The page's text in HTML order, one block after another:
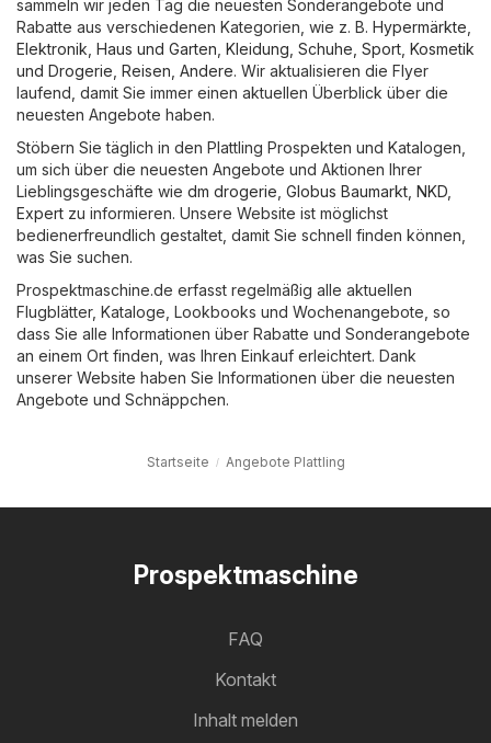
sammeln wir jeden Tag die neuesten Sonderangebote und
Rabatte aus verschiedenen Kategorien, wie z. B. Hypermärkte
Elektronik Haus und Garten Kleidung, Schuhe, Sport Kosmetik
und Drogerie Reisen Andere. Wir aktualisieren die Flyer
laufend, damit Sie immer einen aktuellen Überblick über die
neuesten Angebote haben.
Stöbern Sie täglich in den Plattling Prospekten und Katalogen,
um sich über die neuesten Angebote und Aktionen Ihrer
Lieblingsgeschäfte wie dm drogerie Globus Baumarkt NKD
Expert zu informieren. Unsere Website ist möglichst
bedienerfreundlich gestaltet, damit Sie schnell finden können,
was Sie suchen.
Prospektmaschine.de erfasst regelmäßig alle aktuellen
Flugblätter, Kataloge, Lookbooks und Wochenangebote, so
dass Sie alle Informationen über Rabatte und Sonderangebote
an einem Ort finden, was Ihren Einkauf erleichtert. Dank
unserer Website haben Sie Informationen über die neuesten
Angebote und Schnäppchen.
Startseite Angebote Plattling
Prospektmaschine
FAQ
Kontakt
Inhalt melden